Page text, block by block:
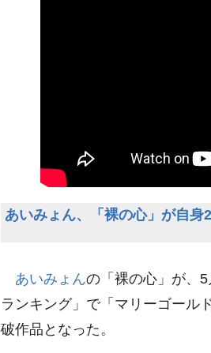
あいみょん、「裸の心」が自
あいみょんの「裸の心」が、
ランキング」で「マリーゴール
破作品となった。